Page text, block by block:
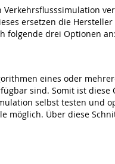
ersetzen die
folgende drei Optionen an:
eines oder
sind. Somit ist
selbst testen und
Über diese